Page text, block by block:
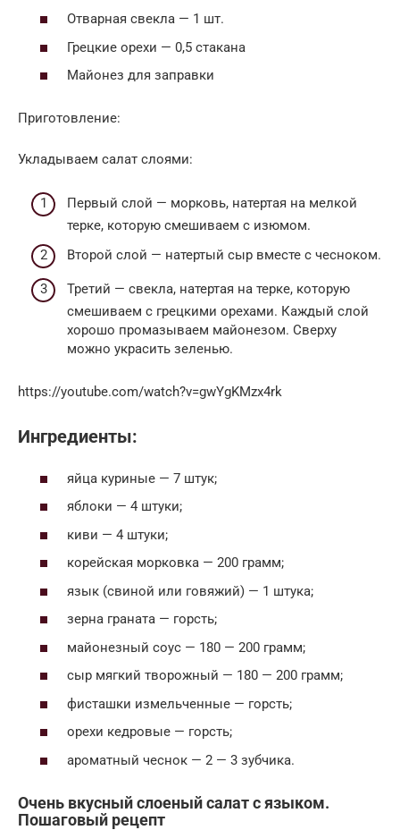
Отварная свекла — 1 шт.
Грецкие орехи — 0,5 стакана
Майонез для заправки
Приготовление:
Укладываем салат слоями:
Первый слой — морковь, натертая на мелкой
терке, которую смешиваем с изюмом.
Второй слой — натертый сыр вместе с чесноком.
Третий — свекла, натертая на терке, которую
смешиваем с грецкими орехами. Каждый слой
хорошо промазываем майонезом. Сверху
можно украсить зеленью.
https://youtube.com/watch?v=gwYgKMzx4rk
Ингредиенты:
яйца куриные — 7 штук;
яблоки — 4 штуки;
киви — 4 штуки;
корейская морковка — 200 грамм;
язык (свиной или говяжий) — 1 штука;
зерна граната — горсть;
майонезный соус — 180 — 200 грамм;
сыр мягкий творожный — 180 — 200 грамм;
фисташки измельченные — горсть;
орехи кедровые — горсть;
ароматный чеснок — 2 — 3 зубчика.
Очень вкусный слоеный салат с языком.
Пошаговый рецепт